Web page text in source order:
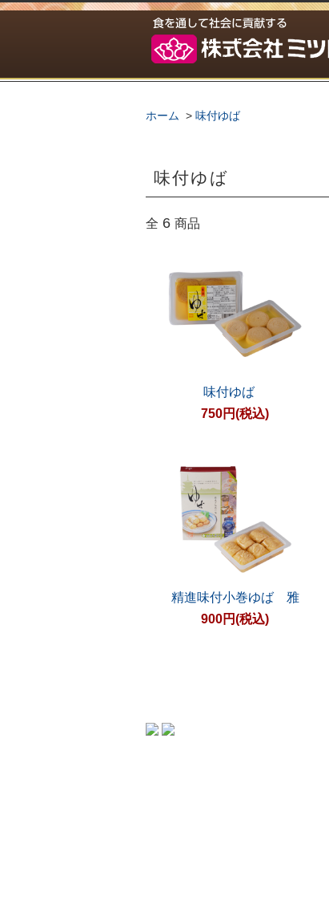
ホーム > 味付ゆば
味付ゆば
全 6 商品
味付ゆば
750円(税込)
精進味付小巻ゆば 雅
900円(税込)